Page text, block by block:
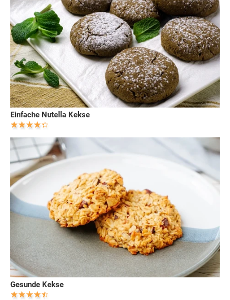
Einfache Nutella Kekse
Gesunde Kekse